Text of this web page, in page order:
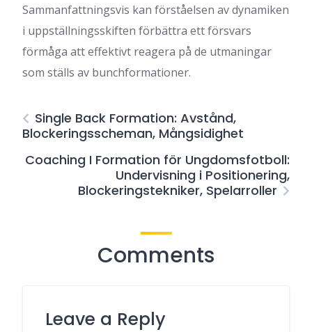
Sammanfattningsvis kan förståelsen av dynamiken
i uppställningsskiften förbättra ett försvars
förmåga att effektivt reagera på de utmaningar
som ställs av bunchformationer.
Single Back Formation: Avstånd,
Blockeringsscheman, Mångsidighet
Coaching I Formation för Ungdomsfotboll:
Undervisning i Positionering,
Blockeringstekniker, Spelarroller
Comments
Leave a Reply